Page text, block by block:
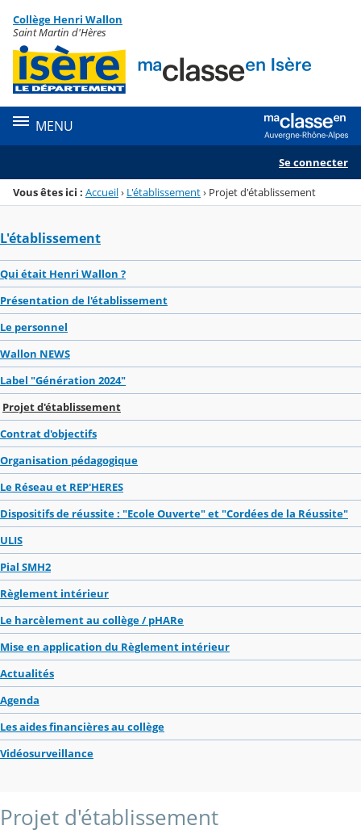
Menu de la rubrique
Contenu
Collège Henri Wallon
Saint Martin d'Hères
MENU
Se connecter
Vous êtes ici : Accueil› L'établissement› Projet d'établissement
L'établissement
Qui était Henri Wallon ?
Présentation de l'établissement
Le personnel
Wallon NEWS
Label "Génération 2024"
Projet d'établissement
Contrat d'objectifs
Organisation pédagogique
Le Réseau et REP'HERES
Dispositifs de réussite : "Ecole Ouverte" et "Cordées de la Réussite"
ULIS
Pial SMH2
Règlement intérieur
Le harcèlement au collège / pHARe
Mise en application du Règlement intérieur
Actualités
Agenda
Les aides financières au collège
Vidéosurveillance
Projet d'établissement